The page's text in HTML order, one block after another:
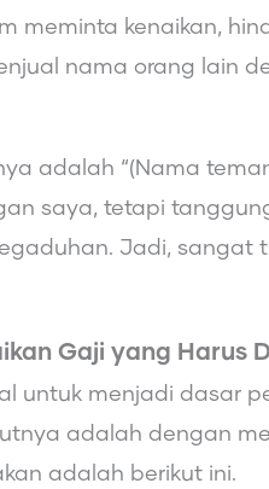
meminta kenaikan,
nama orang lain
adalah “(Nama
saya, tetapi
Jadi, sangat
Gaji yang Harus
untuk menjadi dasar
adalah dengan
adalah berikut ini.